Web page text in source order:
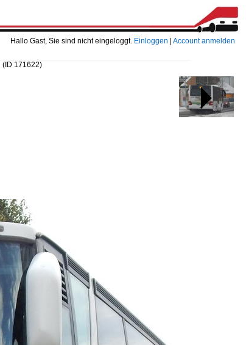
Hallo Gast, Sie sind nicht eingeloggt. Einloggen Account anmelden
(ID 171622)